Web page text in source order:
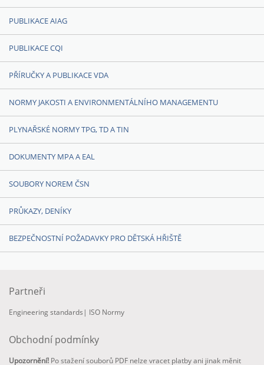
PUBLIKACE AIAG
PUBLIKACE CQI
PŘÍRUČKY A PUBLIKACE VDA
NORMY JAKOSTI A ENVIRONMENTÁLNÍHO MANAGEMENTU
PLYNAŘSKÉ NORMY TPG, TD A TIN
DOKUMENTY MPA A EAL
SOUBORY NOREM ČSN
PRŮKAZY, DENÍKY
BEZPEČNOSTNÍ POŽADAVKY PRO DĚTSKÁ HŘIŠTĚ
Partneři
Engineering standards | ISO Normy
Obchodní podmínky
Upozornění! Po stažení souborů PDF nelze vracet platby ani jinak měnit